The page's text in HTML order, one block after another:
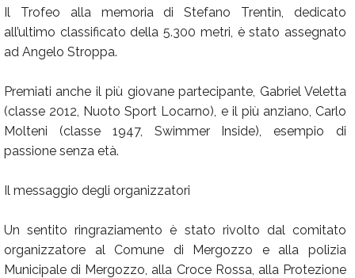
Il Trofeo alla memoria di Stefano Trentin, dedicato
all’ultimo classificato della 5.300 metri, è stato assegnato
ad Angelo Stroppa.
Premiati anche il più giovane partecipante, Gabriel Veletta
(classe 2012, Nuoto Sport Locarno), e il più anziano, Carlo
Molteni (classe 1947, Swimmer Inside), esempio di
passione senza età.
Il messaggio degli organizzatori
Un sentito ringraziamento è stato rivolto dal comitato
organizzatore al Comune di Mergozzo e alla polizia
Municipale di Mergozzo, alla Croce Rossa, alla Protezione